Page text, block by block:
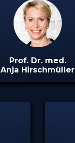
Prof. Dr. med.
Anja Hirschmüller